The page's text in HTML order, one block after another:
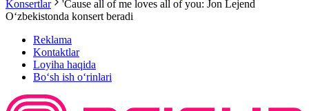
Konsertlar
'Cause all of me loves all of you: Jon Lejend
Oʻzbekistonda konsert beradi
Reklama
Kontaktlar
Loyiha haqida
Bo‘sh ish o‘rinlari